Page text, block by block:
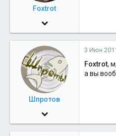
in caelum
Foxtrot
30 Май 2009
1,462
36
Шпротов
15 Окт 2009
1,271
3 Июн
Foxtrot,
а вы